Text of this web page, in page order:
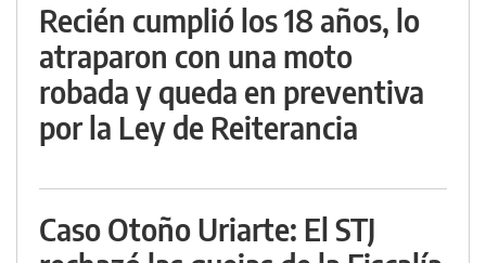
Recién cumplió los 18 años, lo
atraparon con una moto
robada y queda en preventiva
por la Ley de Reiterancia
Caso Otoño Uriarte: El STJ